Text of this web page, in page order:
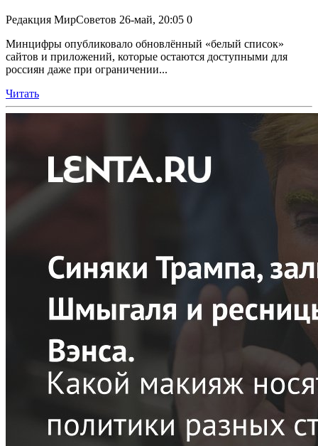
Редакция МирСоветов 26-май, 20:05 0
Минцифры опубликовало обновлённый «белый список»
сайтов и приложений, которые остаются доступными для
россиян даже при ограничении...
Читать